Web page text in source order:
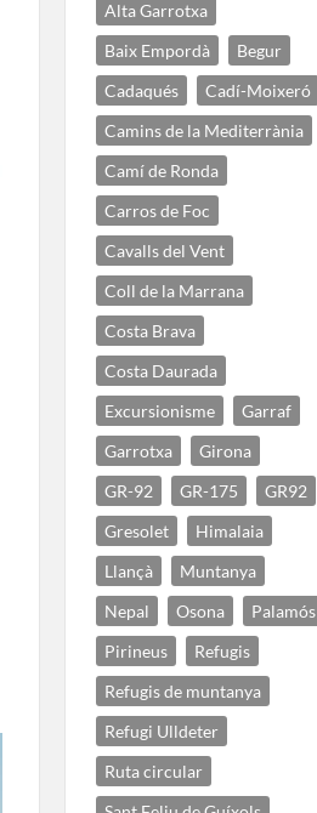
Alta Garrotxa
Baix Empordà
Begur
Cadaqués
Cadí-Moixeró
Camins de la Mediterrània
Camí de Ronda
Carros de Foc
Cavalls del Vent
Coll de la Marrana
Costa Brava
Costa Daurada
Excursionisme
Garraf
Garrotxa
Girona
GR-92
GR-175
GR92
Gresolet
Himalaia
Llançà
Muntanya
Nepal
Osona
Palamós
Pirineus
Refugis
Refugis de muntanya
Refugi Ulldeter
Ruta circular